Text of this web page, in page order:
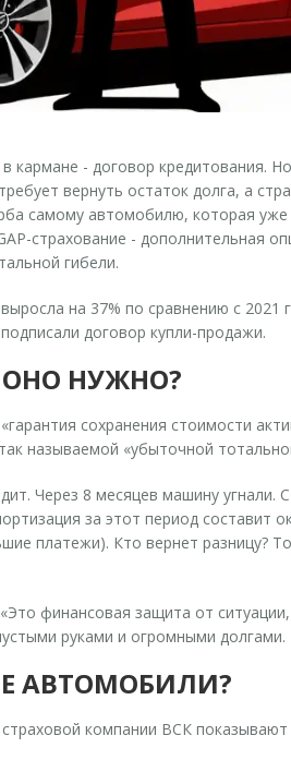
- договор кредитования.
вернуть остаток долга, а
самому автомобилю, которая
страхование - дополнительная
гибели.
на 37% по сравнению с
договор купли-продажи.
ОНО НУЖНО?
сохранения стоимости
называемой «убыточной
Через 8 месяцев машину
за этот период составит
платежи). Кто вернет разницу?
финансовая защита от
руками и огромными долгами.
АВТОМОБИЛИ?
компании ВСК